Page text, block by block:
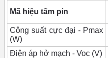
Mã hiệu tấm pin
Công suất cực đại - Pmax
(W)
Điện áp hở mạch - Voc (V)